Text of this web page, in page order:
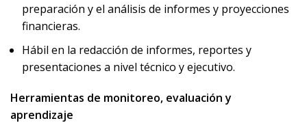
preparación y el análisis de informes y proyecciones
financieras.
Hábil en la redacción de informes, reportes y
presentaciones a nivel técnico y ejecutivo.
Herramientas de monitoreo, evaluación y
aprendizaje